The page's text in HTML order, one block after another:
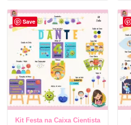
Save
Kit Festa na Caixa Cientista